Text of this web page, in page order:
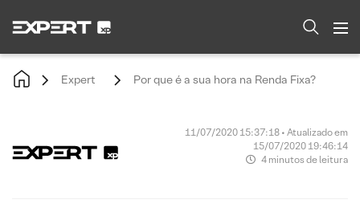
Expert Por que é a sua hora na Renda Fixa?
11/07/2020 15:37:18 • Atualizado em
15/07/2020 19:46:14
4 minutos de leitura